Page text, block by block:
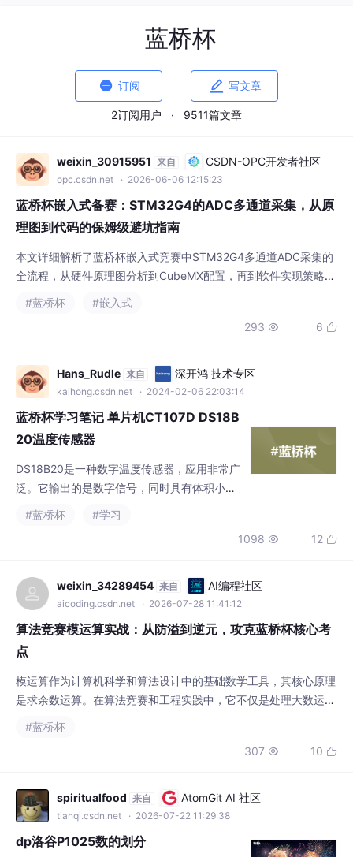
蓝桥杯
 订阅  写文章
2订阅用户 · 9511篇文章
weixin_30915951 来自 CSDN-OPC开发者社区
opc.csdn.net · 2026-06-06 12:15:23
蓝桥杯嵌入式备赛：STM32G4的ADC多通道采集，从原
理图到代码的保姆级避坑指南
本文详细解析了蓝桥杯嵌入式竞赛中STM32G4多通道ADC采集的
全流程，从硬件原理图分析到CubeMX配置，再到软件实现策略和
常见问题调试技巧。特别针对竞赛中常见的数据覆盖、采集顺序错
#蓝桥杯
#嵌入式
293  6 
Hans_Rudle 来自 深开鸿 技术专区
kaihong.csdn.net · 2024-02-06 22:03:14
蓝桥杯学习笔记 单片机CT107D DS18B
20温度传感器
DS18B20是一种数字温度传感器，应用非常广
泛。它输出的是数字信号，同时具有体积小，
硬件资源耗费少，抗干扰能力强，精度高等特
范围可达－55℃～+125℃，在-10℃到+8
5℃范围内误差为±0.4°。DS18B20温度传感
器在应用过程中不需要任何外围元件。DS18B
20
#蓝桥杯
#学习
1098  12 
weixin_34289454 来自 AI编程社区
aicoding.csdn.net · 2026-07-28 11:41:12
算法竞赛模运算实战：从防溢到逆元，攻克蓝桥杯核心考
点
模运算作为计算机科学和算法设计中的基础数学工具，其核心原理
是求余数运算。在算法竞赛和工程实践中，它不仅是处理大数运
算、防止整数溢出的关键技术，更是构建哈希函数、利用周期性规
限整数域映射到有限集合，为算法设计提供了确定性和可计算性，
过逆元）在内的所有算术运算。这一特性使其广泛应用于大数
#蓝桥杯
307  10 
spiritualfood 来自 AtomGit AI 社区
tianqi.csdn.net · 2026-07-22 11:29:38
dp洛谷P1025数的划分